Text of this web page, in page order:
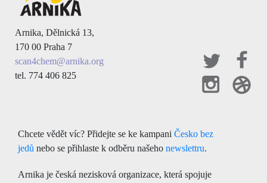
Arnika, Dělnická 13,
170 00 Praha 7
scan4chem@arnika.org
tel. 774 406 825
Chcete vědět víc? Přidejte se ke kampani Česko bez
jedů nebo se přihlaste k odběru našeho newslettru.
Arnika je česká nezisková organizace, která spojuje